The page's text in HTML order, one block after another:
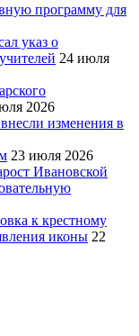
программу для
указ о
24 июля
2026
изменения в
23 июля 2026
Ивановской
к крестному
иконы 22